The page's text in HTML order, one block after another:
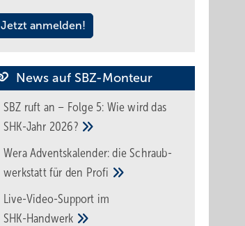
Jetzt anmelden!
News auf SBZ-Monteur
SBZ ruft an – Folge 5: Wie wird das
SHK-Jahr 2026?
Wera Adventskalender: die Schraub­
werk­statt für den Pro­fi
Live-Video-Support im
SHK-Handwerk